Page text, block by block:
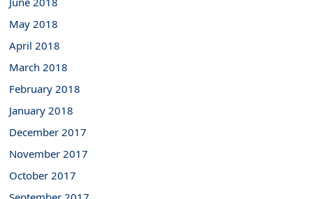
May 2018
April 2018
March 2018
February 2018
January 2018
December 2017
November 2017
October 2017